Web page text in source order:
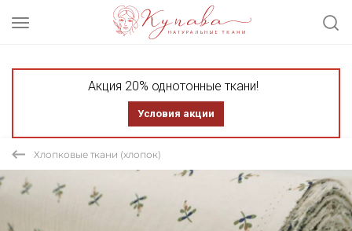
Акция 20% однотонные ткани!
Условия акции
Хлопковые ткани (хлопок)